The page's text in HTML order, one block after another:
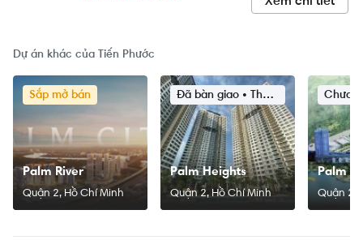
Dự án khác của Tiến Phước
Sắp mở bán
Palm River
Quận 2, Hồ Chí Minh
Đã bàn giao • Tháng 04/2019
Palm Heights
Quận 2, Hồ Chí Minh
Chưa
Palm
Quận 2,